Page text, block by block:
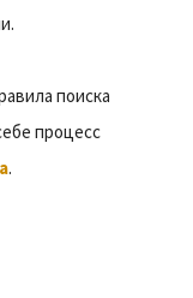
поиска
процесс
.